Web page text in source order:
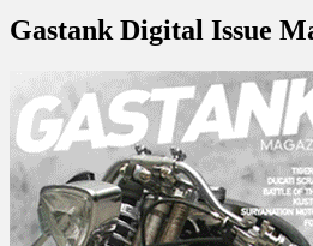
Gastank Digital Issue